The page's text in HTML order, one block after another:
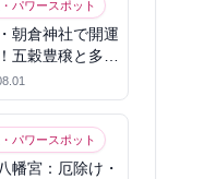
パワースポット
朝倉神社で開運
五穀豊穣と多幸
パワースポット
パワースポット
幡宮：厄除け・